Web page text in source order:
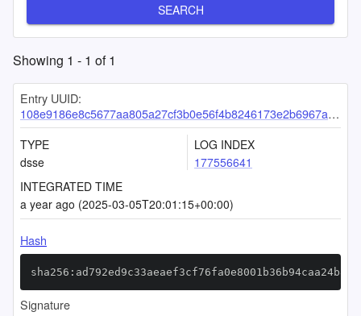
SEARCH
Showing 1 - 1 of1
Entry UUID:
108e9186e8c5677aa805a27cf3b0e56f4b8246173e2b6967a89236fe6af438d7cd05dd7d9bbfef9e
TYPE
dsse
LOG INDEX
177556641
INTEGRATED TIME
a year ago (2025-03-05T20:01:15+00:00)
Hash
Signature